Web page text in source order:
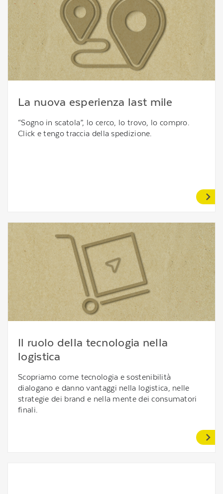
La nuova esperienza last mile
“Sogno in scatola”, lo cerco, lo trovo, lo compro.
Click e tengo traccia della spedizione.
Il ruolo della tecnologia nella
logistica
Scopriamo come tecnologia e sostenibilità
dialogano e danno vantaggi nella logistica, nelle
strategie dei brand e nella mente dei consumatori
finali.